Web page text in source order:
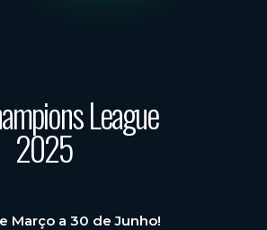
League
2025
Março a 30 de Junho!